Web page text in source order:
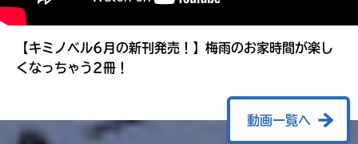
【キミノベル6月の新刊発売！】梅雨のお家時間が楽し
くなっちゃう2冊！
動画一覧へ